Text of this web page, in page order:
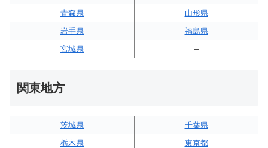
青森県
山形県
岩手県
福島県
宮城県
–
関東地方
茨城県
千葉県
栃木県
東京都